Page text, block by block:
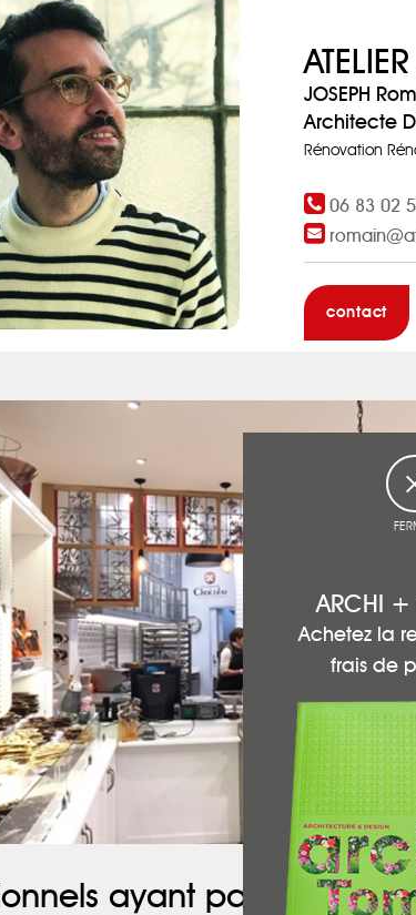
JOSEPH
Architecte
Rénovation
06 83 02
contact
ayant participé à
ARCHI +
Achetez la
frais de